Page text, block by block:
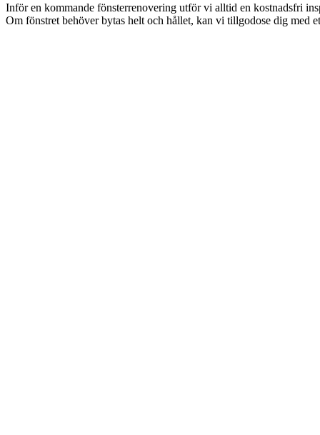
Inför en kommande fönsterrenovering utför vi alltid en kostnadsfri
Om fönstret behöver bytas helt och hållet, kan vi tillgodose dig med